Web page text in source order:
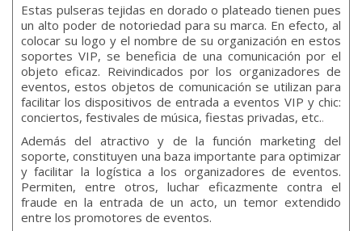
Estas pulseras tejidas en dorado o plateado tienen pues
un alto poder de notoriedad para su marca. En efecto, al
colocar su logo y el nombre de su organización en estos
soportes VIP, se beneficia de una comunicación por el
objeto eficaz. Reivindicados por los organizadores de
eventos, estos objetos de comunicación se utilizan para
facilitar los dispositivos de entrada a eventos VIP y chic:
conciertos, festivales de música, fiestas privadas, etc..
Además del atractivo y de la función marketing del
soporte, constituyen una baza importante para optimizar
y facilitar la logística a los organizadores de eventos.
Permiten, entre otros, luchar eficazmente contra el
fraude en la entrada de un acto, un temor extendido
entre los promotores de eventos.